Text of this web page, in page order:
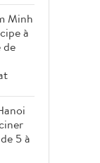
Minh
à
de
5 à